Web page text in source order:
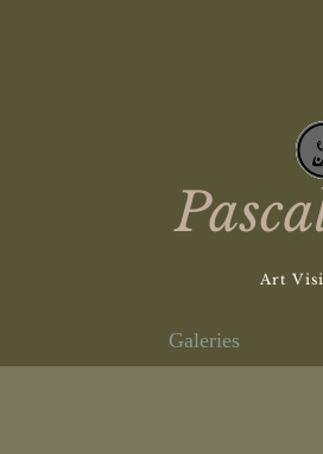
Art
Galeries